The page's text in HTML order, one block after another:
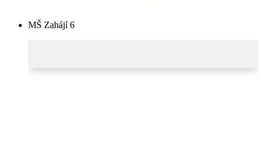
MŠ Zahájí 6